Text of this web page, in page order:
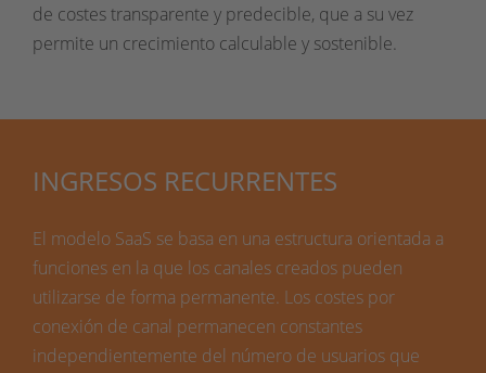
de costes transparente y predecible, que a su vez
permite un crecimiento calculable y sostenible.
INGRESOS RECURRENTES
El modelo SaaS se basa en una estructura orientada a
funciones en la que los canales creados pueden
utilizarse de forma permanente. Los costes por
conexión de canal permanecen constantes
independientemente del número de usuarios que